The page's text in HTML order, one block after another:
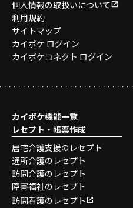
個人情報の取扱いについて
利用規約
サイトマップ
カイポケ ログイン
カイポケコネクト ログイン
カイポケ機能一覧
レセプト・帳票作成
居宅介護支援のレセプト
通所介護のレセプト
訪問介護のレセプト
障害福祉のレセプト
訪問看護のレセプト